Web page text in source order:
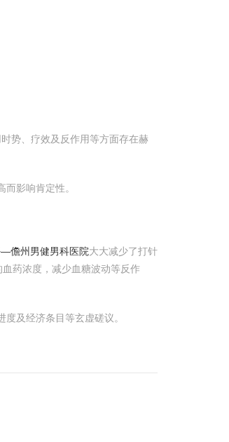
势、疗效及反作用等方面存在赫
影响肯定性。
儋州男健男科医院大大减少了打针
药浓度，减少血糖波动等反作
及经济条目等玄虚磋议。